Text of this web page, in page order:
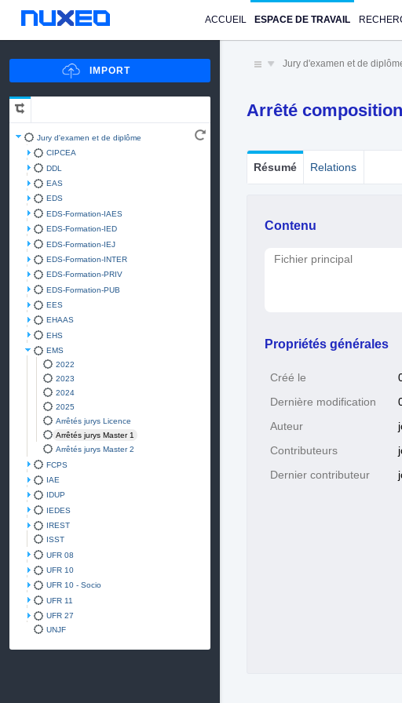
ACCUEIL ESPACE DE TRAVAIL
Jury d'examen et de diplôme
CIPCEA
DDL
EAS
EDS
EDS-Formation-IAES
EDS-Formation-IED
EDS-Formation-IEJ
EDS-Formation-INTER
EDS-Formation-PRIV
EDS-Formation-PUB
EES
EHAAS
EHS
EMS
2022
2023
2024
2025
Arrêtés jurys Licence
Arrêtés jurys Master 1
Arrêtés jurys Master 2
FCPS
IAE
IDUP
IEDES
IREST
ISST
UFR 08
UFR 10
UFR 10 - Socio
UFR 11
UFR 27
UNJF
Jury d'examen et de
Arrêté
Résumé Relations
Contenu
Fichier principal
Propriétés générales
Créé le
Dernière modification
Auteur
Contributeurs
Dernier contributeur